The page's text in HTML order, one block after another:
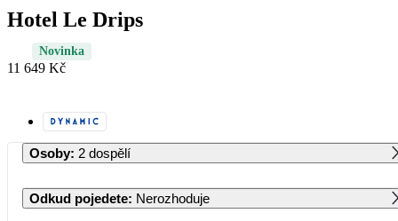
Hotel Le Drips
Novinka
11 649 Kč
Osoby: 2 dospělí
Odkud pojedete: Nerozhoduje